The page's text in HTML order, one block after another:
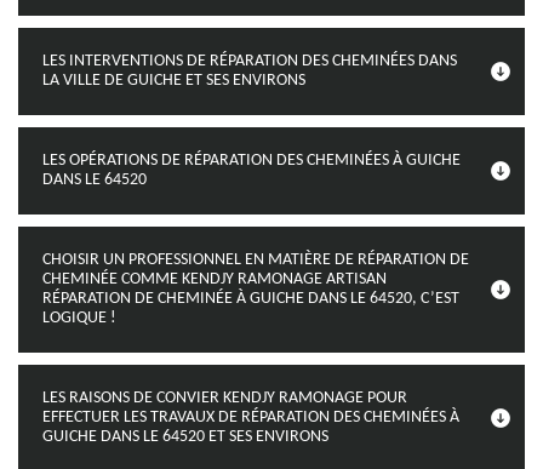
LES INTERVENTIONS DE RÉPARATION DES CHEMINÉES DANS
LA VILLE DE GUICHE ET SES ENVIRONS
LES OPÉRATIONS DE RÉPARATION DES CHEMINÉES À GUICHE
DANS LE 64520
CHOISIR UN PROFESSIONNEL EN MATIÈRE DE RÉPARATION DE
CHEMINÉE COMME KENDJY RAMONAGE ARTISAN
RÉPARATION DE CHEMINÉE À GUICHE DANS LE 64520, C’EST
LOGIQUE !
LES RAISONS DE CONVIER KENDJY RAMONAGE POUR
EFFECTUER LES TRAVAUX DE RÉPARATION DES CHEMINÉES À
GUICHE DANS LE 64520 ET SES ENVIRONS